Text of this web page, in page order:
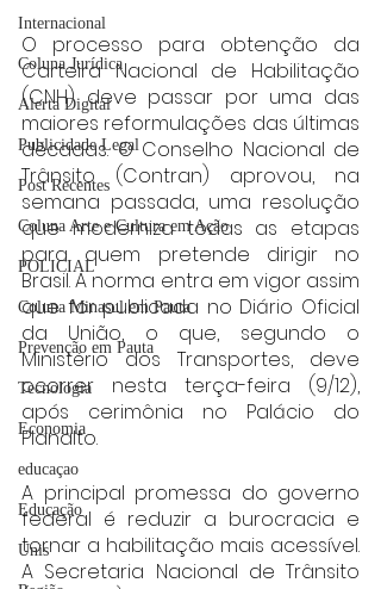
Internacional
Coluna Jurídica
Alerta Digital
Publicidade Legal
Post Recentes
Coluna Arte e Cultura em Ação
POLICIAL
Coluna Minasul em Pauta
Prevenção em Pauta
Tecnologia
Economia
educaçao
Educação
Unis
O processo para obtenção da
Carteira Nacional de Habilitação
(CNH) deve passar por uma das
maiores reformulações das últimas
décadas. O Conselho Nacional de
Trânsito (Contran) aprovou, na
semana passada, uma resolução
que moderniza todas as etapas
para quem pretende dirigir no
Brasil. A norma entra em vigor assim
que for publicada no Diário Oficial
da União, o que, segundo o
Ministério dos Transportes, deve
ocorrer nesta terça-feira (9/12),
após cerimônia no Palácio do
Planalto.
A principal promessa do governo
federal é reduzir a burocracia e
tornar a habilitação mais acessível.
A Secretaria Nacional de Trânsito